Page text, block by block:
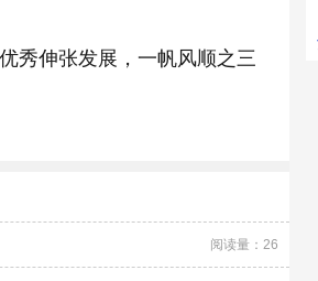
秀伸张发展，一帆风顺之三
阅读量：26